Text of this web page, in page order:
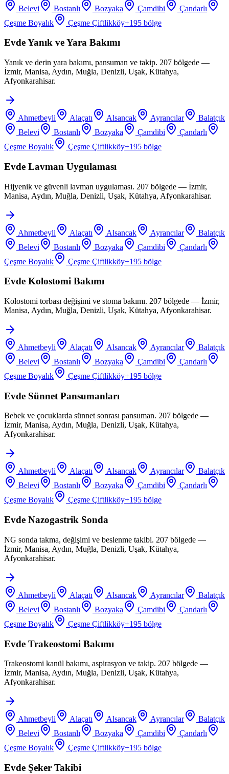
Belevi Bostanlı Bozyaka Çamdibi
Çandarlı
Çeşme Boyalık
Çeşme Çiftlikköy+195 bölge
Evde Yanık ve Yara Bakımı
Yanık ve derin yara bakımı, pansuman ve takip. 207 bölgede —
İzmir, Manisa, Aydın, Muğla, Denizli, Uşak, Kütahya,
Afyonkarahisar.
Ahmetbeyli Alaçatı Alsancak Ayrancılar
Balatçık
Belevi
Bostanlı Bozyaka Çamdibi
Çandarlı
Çeşme Boyalık
Çeşme Çiftlikköy+195 bölge
Evde Lavman Uygulaması
Hijyenik ve güvenli lavman uygulaması. 207 bölgede — İzmir,
Manisa, Aydın, Muğla, Denizli, Uşak, Kütahya, Afyonkarahisar.
Ahmetbeyli Alaçatı Alsancak Ayrancılar
Balatçık
Belevi
Bostanlı Bozyaka Çamdibi
Çandarlı
Çeşme Boyalık
Çeşme Çiftlikköy+195 bölge
Evde Kolostomi Bakımı
Kolostomi torbası değişimi ve stoma bakımı. 207 bölgede — İzmir,
Manisa, Aydın, Muğla, Denizli, Uşak, Kütahya, Afyonkarahisar.
Ahmetbeyli Alaçatı Alsancak Ayrancılar
Balatçık
Belevi
Bostanlı Bozyaka Çamdibi
Çandarlı
Çeşme Boyalık
Çeşme Çiftlikköy+195 bölge
Evde Sünnet Pansumanları
Bebek ve çocuklarda sünnet sonrası pansuman. 207 bölgede —
İzmir, Manisa, Aydın, Muğla, Denizli, Uşak, Kütahya,
Afyonkarahisar.
Ahmetbeyli Alaçatı Alsancak Ayrancılar
Balatçık
Belevi
Bostanlı Bozyaka Çamdibi
Çandarlı
Çeşme Boyalık
Çeşme Çiftlikköy+195 bölge
Evde Nazogastrik Sonda
NG sonda takma, değişimi ve beslenme takibi. 207 bölgede —
İzmir, Manisa, Aydın, Muğla, Denizli, Uşak, Kütahya,
Afyonkarahisar.
Ahmetbeyli Alaçatı Alsancak Ayrancılar
Balatçık
Belevi
Bostanlı Bozyaka Çamdibi
Çandarlı
Çeşme Boyalık
Çeşme Çiftlikköy+195 bölge
Evde Trakeostomi Bakımı
Trakeostomi kanül bakımı, aspirasyon ve takip. 207 bölgede —
İzmir, Manisa, Aydın, Muğla, Denizli, Uşak, Kütahya,
Afyonkarahisar.
Ahmetbeyli Alaçatı Alsancak Ayrancılar
Balatçık
Belevi
Bostanlı Bozyaka Çamdibi
Çandarlı
Çeşme Boyalık
Çeşme Çiftlikköy+195 bölge
Evde Şeker Takibi